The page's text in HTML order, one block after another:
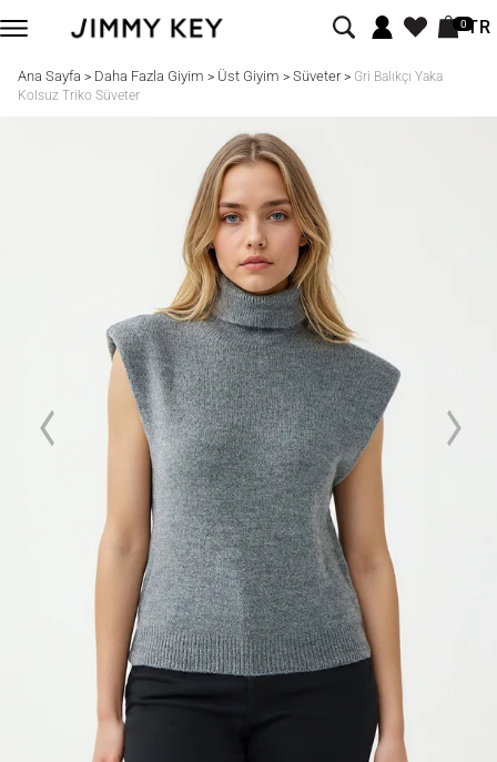
0TR
Ana Sayfa > Daha Fazla Giyim > Üst Giyim > Süveter> Gri Balıkçı Yaka
Kolsuz Triko Süveter